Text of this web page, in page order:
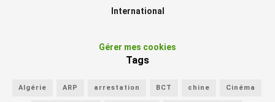
International
Gérer mes cookies
Tags
Algérie ARP arrestation BCT chine Cinéma